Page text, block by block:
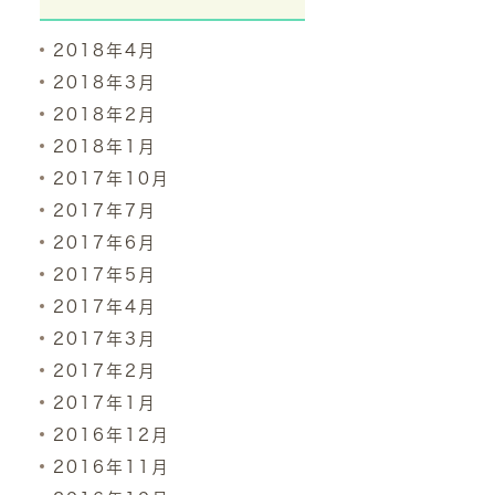
2018年4月
2018年3月
2018年2月
2018年1月
2017年10月
2017年7月
2017年6月
2017年5月
2017年4月
2017年3月
2017年2月
2017年1月
2016年12月
2016年11月